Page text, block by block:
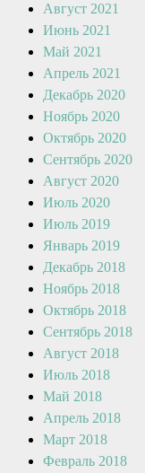
Август 2021
Июнь 2021
Май 2021
Апрель 2021
Декабрь 2020
Ноябрь 2020
Октябрь 2020
Сентябрь 2020
Август 2020
Июль 2020
Июль 2019
Январь 2019
Декабрь 2018
Ноябрь 2018
Октябрь 2018
Сентябрь 2018
Август 2018
Июль 2018
Май 2018
Апрель 2018
Март 2018
Февраль 2018